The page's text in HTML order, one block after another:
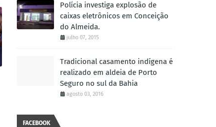
Polícia investiga explosão de
caixas eletrônicos em Conceição
do Almeida.
julho 07, 2015
Tradicional casamento indígena é
realizado em aldeia de Porto
Seguro no sul da Bahia
agosto 03, 2016
FACEBOOK